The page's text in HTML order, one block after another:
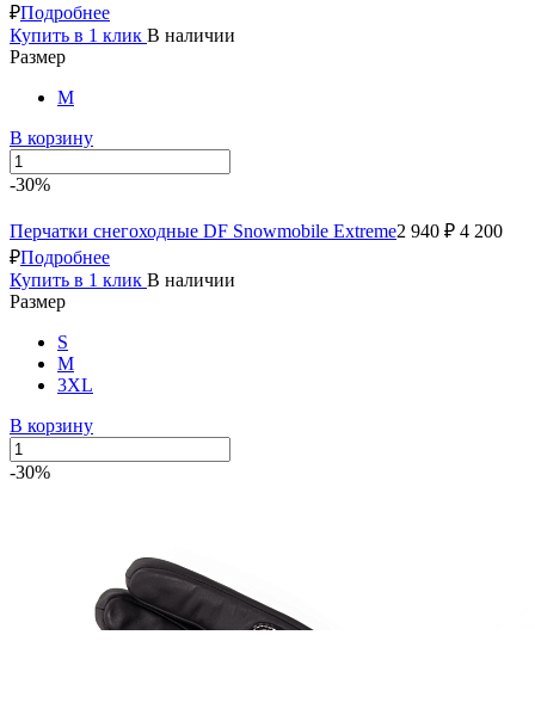
₽Подробнее
Купить в 1 клик В наличии
Размер
M
В корзину
-30%
Перчатки снегоходные DF Snowmobile Extreme2 940 ₽ 4 200
₽Подробнее
Купить в 1 клик В наличии
Размер
S
M
3XL
В корзину
-30%